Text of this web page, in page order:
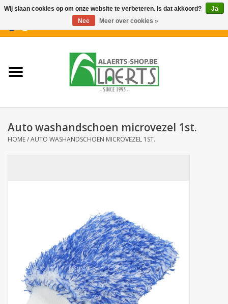
Nieuwigheden
Koffiekoekjes
Botanicals
Snoeppot-Snoep
Auto washandschoen microvezel 1st.
HOME/AUTO WASHANDSCHOEN MICROVEZEL 1ST.
Wij slaan cookies op om onze website te verbeteren. Is dat akkoord?
Ja
Nee
Meer over cookies »